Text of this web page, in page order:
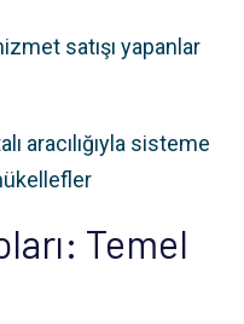
satışı yapanlar
aracılığıyla sisteme
Temel